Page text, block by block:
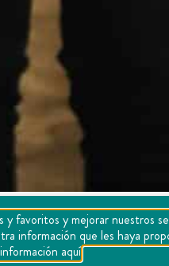
favoritos y mejorar nuestros
información que les haya
aquí